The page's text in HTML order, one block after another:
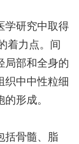
学研究中取得
着力点。间
局部和全身的
织中中性粒细
形成。
括骨髓、脂